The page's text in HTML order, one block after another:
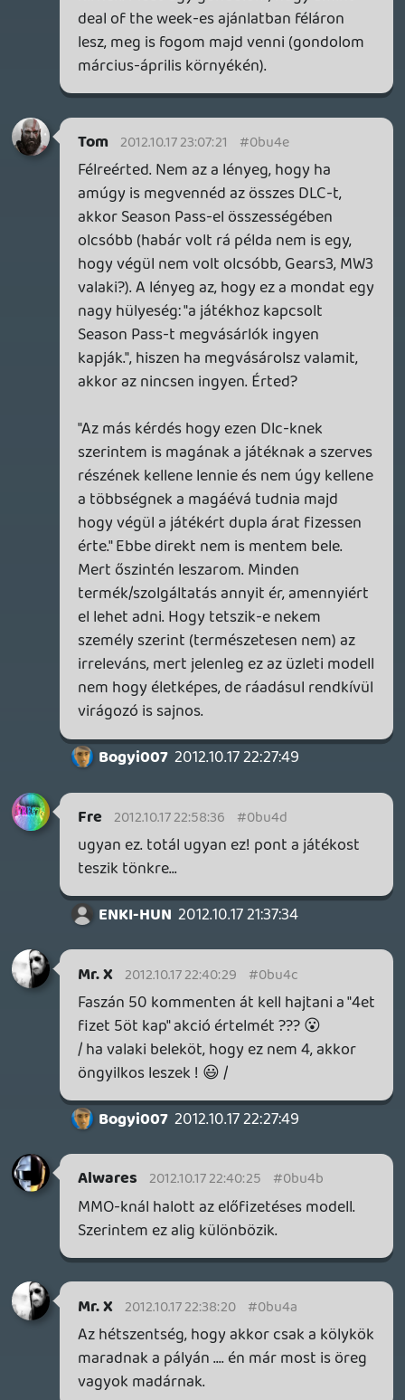
Mr. X 2012.10.17 22:38:20 #0bu4a
Az hétszentség, hogy akkor csak a kölykök
maradnak a pályán .... én már most is öreg
zsozsa
2012.10.17 22:06:07
2012.10.17 22:35:57 #0bu49
Kicsit sárga, kicsit savanyú, meg nem
vágom a PS-t :
img1.indafoto.hu
SvladC 2012.10.17 21:59:37
Bogyi007 2012.10.17 22:27:49 #0bu48
"De tegyük fel, hogy Én látom rosszul a
dolgokat, hiszen nem vagyok
Pass-t, akkor minek is veszed meg? Mi célt
is szolgál amúgy? Mit is kapsz érte? Jaaa a
DLC-ket fizeted ki ELŐRE!!! "
Nem jól látod - A SP nem egészen az hogy
a Dlc-ket fizeted ki előre, hanem az hogy a
később megjelenő Dlc-ket veszed meg egy
összegben kifizetve de olcsóbban mintha
külön-külön vennéd meg mindegyiket.
Az más kérdés hogy ezen Dlc-knek
szerintem is magának a játéknak a szerves
részének kellene lennie és nem úgy kellene
a többségnek a magáévá tudnia majd
hogy végül a játékért dupla árat fizessen
Tom 2012.10.17 19:29:05
Ok akkor ezt is majd a DLC tuningos
kiadásba érdemes megvenni.
zsozsa 2012.10.17 22:06:07
Lassan megvalósul az aminek eredetileg
már a GT5-öt is szánták. A lemezen
autó lett volna és utána azt veszel hozzá,
ami jól esik..Aztán megjött a józan eszük.
lesz..
SvladC 2012.10.17 21:59:37 #0bu45
Nem kell félni, Porsche ebben sincs.
Én is lehidalok ettől egyébként, hogy még
bérletet. Persze fogalmad nincs róla, hogy
mi lesz benne. Tiszta zsákbamacska.
szóról egy Brood War ugrik be, vagy egy
Lord of Destruction. Ez a 10 autó, meg a
két pálya 3 skin nyóccázé... Háát...
Neeeemigazánkedveljük a fajtádat
errefelé...
ysoltee
2012.10.17 21:46:47
zsozsa 2012.10.17 21:55:39 #0bu44
Jár, ingyen!